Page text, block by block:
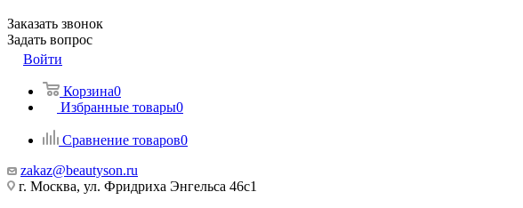
Заказать звонок
Задать вопрос
Войти
Корзина0
Избранные товары0
Сравнение товаров0
zakaz@beautyson.ru
г. Москва, ул. Фридриха Энгельса 46с1